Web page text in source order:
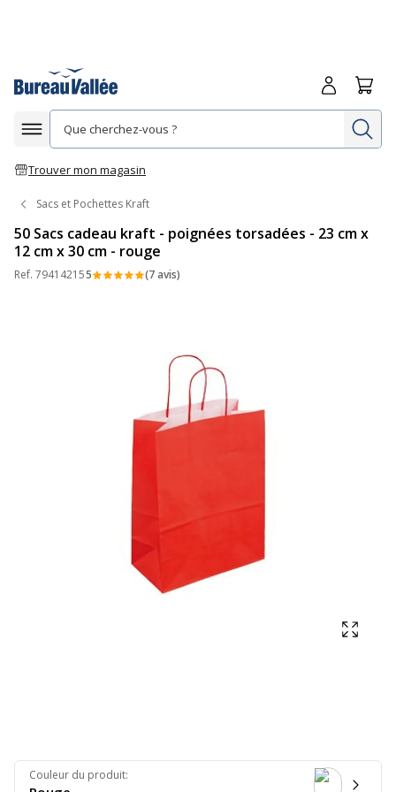
Afficher la navigation
Trouver mon magasin
Me
Sacs et Pochettes Kraft
50 Sacs cadeau kraft - poignées torsadées - 23 cm x
12 cm x 30 cm - rouge
Ref. 794142155 (7 avis)
Couleur du produit: